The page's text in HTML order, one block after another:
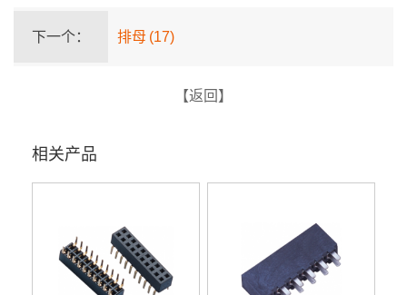
下一个： 排母 (17)
【返回】
相关产品